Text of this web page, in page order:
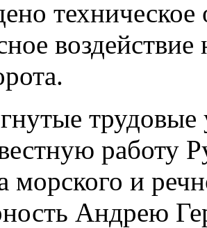
работу
морского и
Андрею